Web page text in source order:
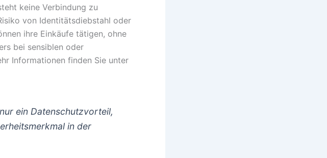
keine Verbindung zu
von Identitätsdiebstahl oder
ihre Einkäufe tätigen, ohne
bei sensiblen oder
Informationen finden Sie unter
ein Datenschutzvorteil,
in der